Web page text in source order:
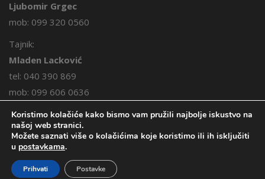
Ljubomir Grgec
mob: 099 320 0560
Tajnik:
Mladen Lacković
tel: 040 390 869
mob: 099 606 0636
© 2026. Međimurski lovci. Sva prava pridržana.
Koristimo kolačiće kako bismo vam pružili najbolje iskustvo na
našoj web stranici.
Možete saznati više o kolačićima koje koristimo ili ih isključiti
u postavkama.
Prihvati Postavke